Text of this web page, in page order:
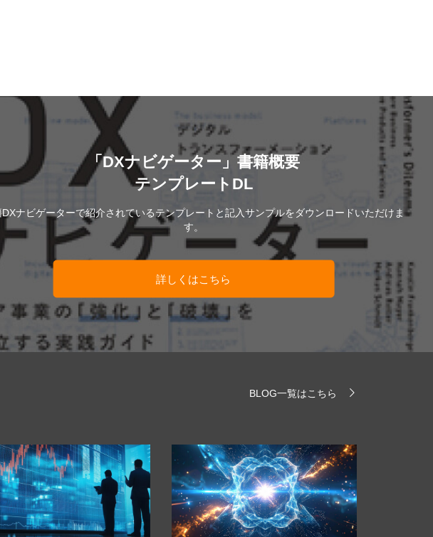
「DXナビゲーター」書籍概要
テンプレートDL
DXナビゲーターで紹介されているテンプレートと記入サンプルをダウンロードいただけま
す。
詳しくはこちら
BLOG一覧はこちら